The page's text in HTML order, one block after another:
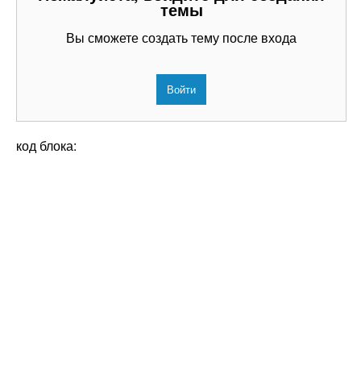
темы
Вы сможете создать тему после входа
Войти
код блока: